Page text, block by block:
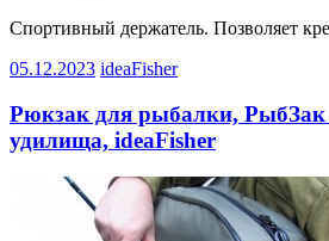
Спортивный держатель. Позволяет
05.12.2023 ideaFisher
Рюкзак для рыбалки, РыбЗак
удилища, ideaFisher